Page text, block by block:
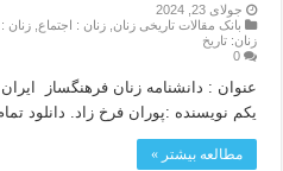
جولای 23, 2024
بانک مقالات تاریخی زنان ,زنان : اجتماع ,
زنان: تاریخ
0
عنوان : دانشنامه زنان فرهنگساز ایران
یکم نویسنده :پوران فرخ زاد. دانلود
مطالعه بیشتر »